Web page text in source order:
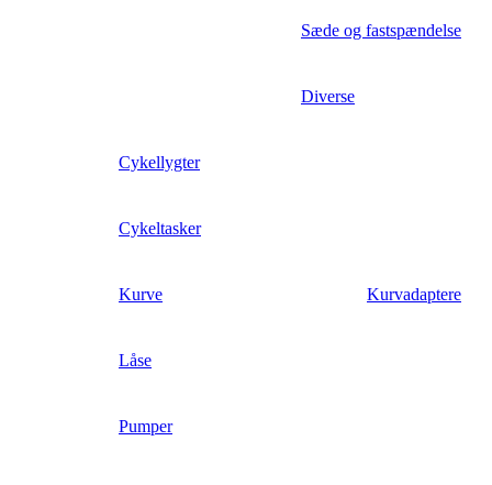
Sæde og fastspændelse
Diverse
Cykellygter
Cykeltasker
Kurve Kurvadaptere
Låse
Pumper